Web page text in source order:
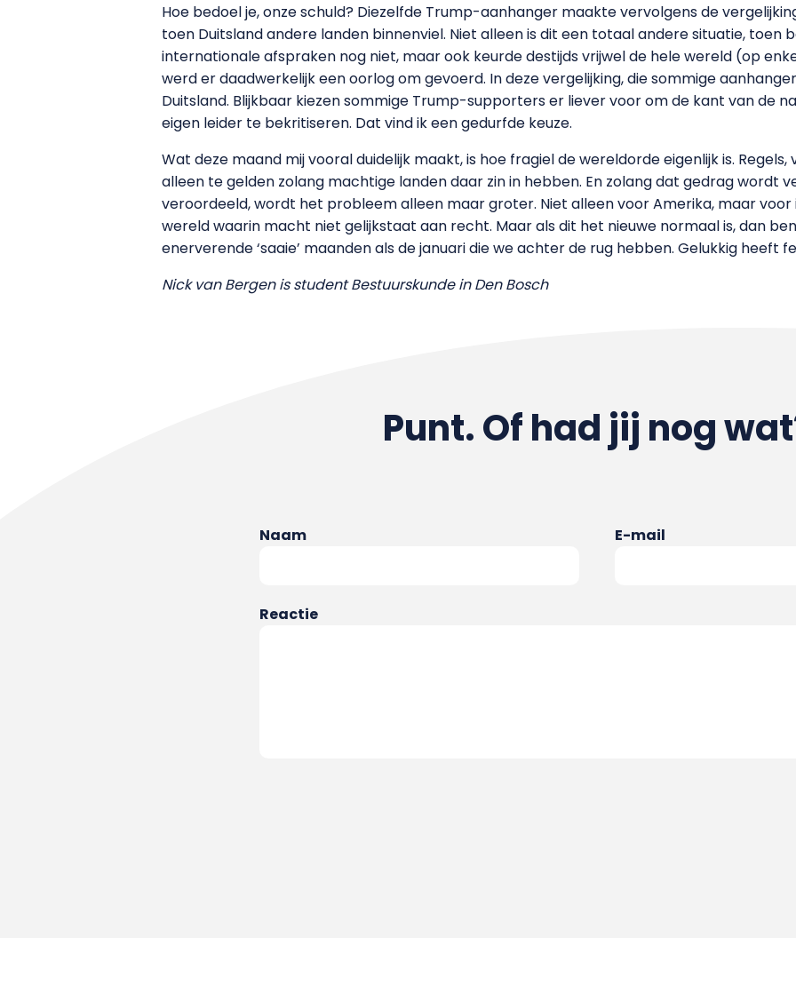
Hoe bedoel je, onze schuld? Diezelfde Trump-aanhanger maakte vervolgens de
toen Duitsland andere landen binnenviel. Niet alleen is dit een totaal andere situatie, toen
internationale afspraken nog niet, maar ook keurde destijds vrijwel de hele wereld (op
werd er daadwerkelijk een oorlog om gevoerd. In deze vergelijking, die sommige
Duitsland. Blijkbaar kiezen sommige Trump-supporters er liever voor om de kant van de
eigen leider te bekritiseren. Dat vind ik een gedurfde keuze.
Wat deze maand mij vooral duidelijk maakt, is hoe fragiel de wereldorde eigenlijk is.
alleen te gelden zolang machtige landen daar zin in hebben. En zolang dat gedrag wordt
veroordeeld, wordt het probleem alleen maar groter. Niet alleen voor Amerika, maar voor
wereld waarin macht niet gelijkstaat aan recht. Maar als dit het nieuwe normaal is, dan
enerverende ‘saaie’ maanden als de januari die we achter de rug hebben. Gelukkig heeft
Nick van Bergen is student Bestuurskunde in Den Bosch
Punt. Of had jij nog
Naam E-mail
Reactie